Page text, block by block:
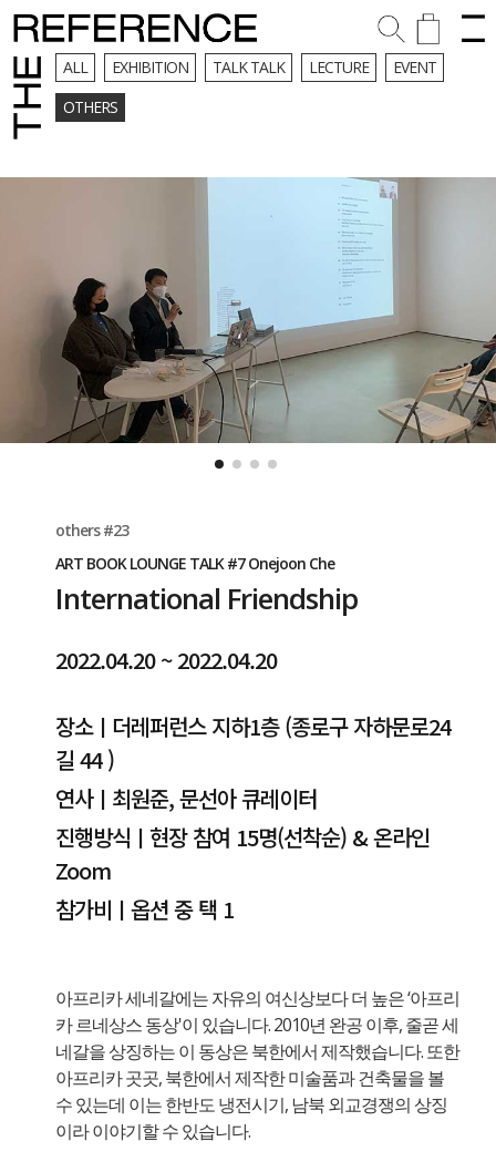
ALL EXHIBITION TALK TALK LECTURE
EVENT
OTHERS
others #23
ART BOOK LOUNGE TALK #7 Onejoon Che
International Friendship
2022.04.20 ~ 2022.04.20
장소ㅣ더레퍼런스 지하1층 (종로구 자하문로24
길 44 )
연사ㅣ최원준, 문선아 큐레이터
진행방식ㅣ현장 참여 15명(선착순) & 온라인
Zoom
참가비ㅣ옵션 중 택 1
아프리카 세네갈에는 자유의 여신상보다 더 높은 ‘아프리
카 르네상스 동상'이 있습니다. 2010년 완공 이후, 줄곧 세
네갈을 상징하는 이 동상은 북한에서 제작했습니다. 또한
아프리카 곳곳, 북한에서 제작한 미술품과 건축물을 볼
수 있는데 이는 한반도 냉전시기, 남북 외교경쟁의 상징
이라 이야기할 수 있습니다.